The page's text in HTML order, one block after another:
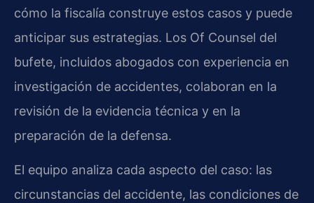
cómo la fiscalía construye estos casos y puede
anticipar sus estrategias. Los Of Counsel del
bufete, incluidos abogados con experiencia en
investigación de accidentes, colaboran en la
revisión de la evidencia técnica y en la
preparación de la defensa.
El equipo analiza cada aspecto del caso: las
circunstancias del accidente, las condiciones de